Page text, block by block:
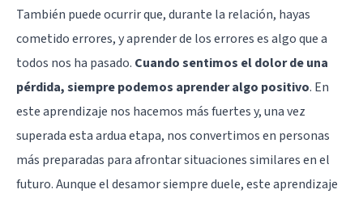
También puede ocurrir que, durante la relación, hayas
cometido errores, y aprender de los errores es algo que a
todos nos ha pasado. Cuando sentimos el dolor de una
pérdida, siempre podemos aprender algo positivo. En
este aprendizaje nos hacemos más fuertes y, una vez
superada esta ardua etapa, nos convertimos en personas
más preparadas para afrontar situaciones similares en el
futuro. Aunque el desamor siempre duele, este aprendizaje